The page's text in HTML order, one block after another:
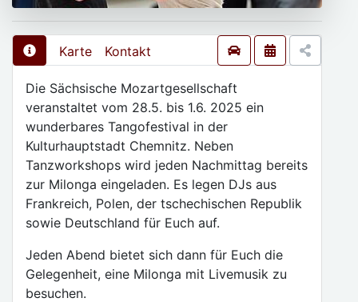
Karte Kontakt
Die Sächsische Mozartgesellschaft
veranstaltet vom 28.5. bis 1.6. 2025 ein
wunderbares Tangofestival in der
Kulturhauptstadt Chemnitz. Neben
Tanzworkshops wird jeden Nachmittag bereits
zur Milonga eingeladen. Es legen DJs aus
Frankreich, Polen, der tschechischen Republik
sowie Deutschland für Euch auf.
Jeden Abend bietet sich dann für Euch die
Gelegenheit, eine Milonga mit Livemusik zu
besuchen.